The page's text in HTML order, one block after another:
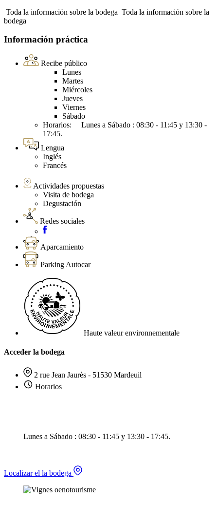
Toda la información sobre la bodega Toda la información sobre la
bodega
Información práctica
Recibe público
Lunes
Martes
Miércoles
Jueves
Viernes
Sábado
Horarios: Lunes a Sábado : 08:30 - 11:45 y 13:30 -
17:45.
Lengua
Inglés
Francés
Actividades propuestas
Visita de bodega
Degustación
Redes sociales
Aparcamiento
Parking Autocar
Haute valeur environnementale
Acceder la bodega
2 rue Jean Jaurès - 51530 Mardeuil
Horarios
Lunes a Sábado : 08:30 - 11:45 y 13:30 - 17:45.
Localizar el la bodega